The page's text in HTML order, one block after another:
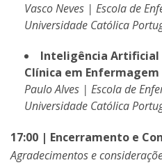
Vasco Neves | Escola de
Universidade Católica
Inteligência Artificial
Clínica em Enfermagem
Paulo Alves | Escola de
Universidade Católica
17:00 | Encerramento e
Agradecimentos e